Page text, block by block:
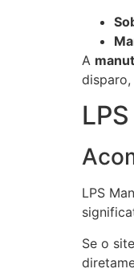
A
LPS
Se o